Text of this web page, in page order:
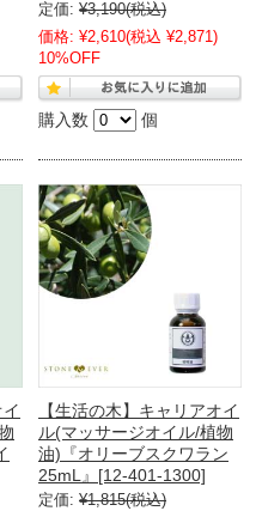
定価: ¥3,190(税込)
価格: ¥2,610(税込 ¥2,871)
10%OFF
購入数 個
【生活の木】キャリアオイ
ル(マッサージオイル/植物
油)『オリーブスクワラン
25mL』[12-401-1300]
定価: ¥1,815(税込)